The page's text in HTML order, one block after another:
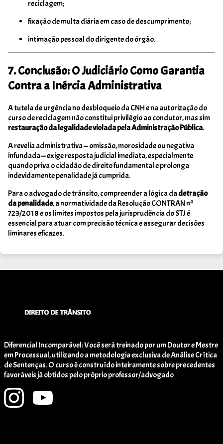
reciclagem;
fixação de multa diária em caso de descumprimento;
intimação pessoal do dirigente do órgão.
7. Conclusão: O Judiciário Como Garantia
Contra a Inércia Administrativa
A tutela de urgência no desbloqueio da CNH e na autorização do
curso de reciclagem não constitui privilégio ao condutor, mas sim
restauração da legalidade violada pela Administração Pública.
A revelia administrativa — omissão, morosidade ou negativa
infundada — exige resposta judicial imediata, especialmente
quando priva o cidadão de direito fundamental e prolonga
indevidamente penalidade já cumprida.
Para o advogado de trânsito, compreender a lógica dadetração
da penalidade, a normatividade da Resolução CONTRAN nº
723/2018 e os limites impostos pela jurisprudência do STJ é
essencial para atuar com precisão técnica e assegurar decisões
liminares eficazes.
Diferencial Incomparável: Você será treinado por um Doutor e Mestre
em Processual, utilizando a metodologia exclusiva de Análise Crítica
de Sentenças. O curso é construído inteiramente sobre precedentes
favoráveis já obtidos pelo próprio professor/advogado